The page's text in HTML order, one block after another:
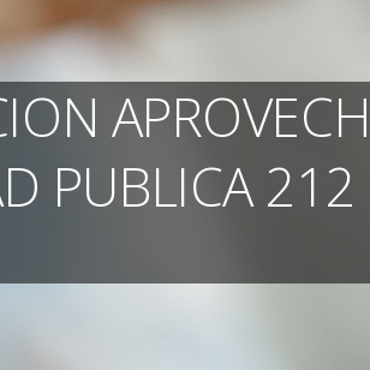
PUBLICA 212